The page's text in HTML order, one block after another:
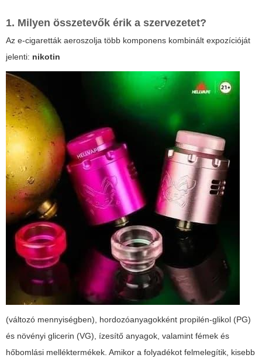
1. Milyen összetevők érik a szervezetet?
Az e-cigaretták aeroszolja több komponens kombinált expozícióját
jelenti: nikotin
(változó mennyiségben), hordozóanyagokként propilén-glikol (PG)
és növényi glicerin (VG), ízesítő anyagok, valamint fémek és
hőbomlási melléktermékek. Amikor a folyadékot felmelegítik, kisebb